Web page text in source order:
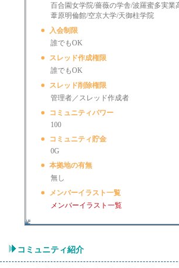
百合園女学院/薔薇の学舎/波羅蜜多実業
葦原明倫館/空京大学/天御柱学院
入会制限
誰でもOK
スレッド作成権限
誰でもOK
スレッド削除権限
管理者／スレッド作成者
コミュニティパワー
100
コミュニティ貯金
0G
本拠地の有無
無し
メンバーイラスト一覧
メンバーイラスト一覧
コミュニティ紹介